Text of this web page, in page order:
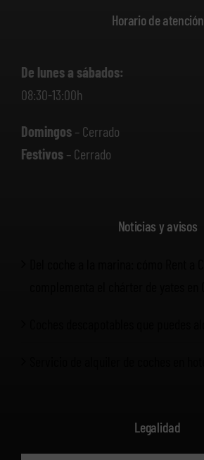
Horario de atención
De lunes a sábados:
08:30-13:00h
Domingos– Cerrado
Festivos– Cerrado
Noticias y avisos
Legalidad